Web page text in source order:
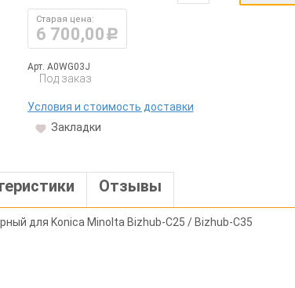
Старая цена:
6 700,00руб.
Арт. A0WG03J
Под заказ
Условия и стоимость доставки
Закладки
Отзывы
для Konica Minolta Bizhub-C25 / Bizhub-C35